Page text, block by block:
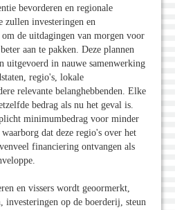
bevorderen en regionale
zullen investeringen en
de uitdagingen van morgen voor
aan te pakken. Deze plannen
uitgevoerd in nauwe samenwerking
regio's, lokale
relevante belanghebbenden. Elke
bedrag als nu het geval is.
minimumbedrag voor minder
dat deze regio's over het
financiering ontvangen als
en vissers wordt geoormerkt,
investeringen op de boerderij, steun